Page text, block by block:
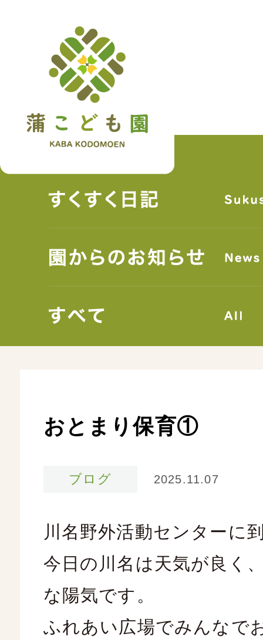
SYSTEM
おとまり保育①
ブログ 2025.11.07
川名野外活動センターに
今日の川名は天気が良く
な陽気です。
ふれあい広場でみんなで
ついて
ルート